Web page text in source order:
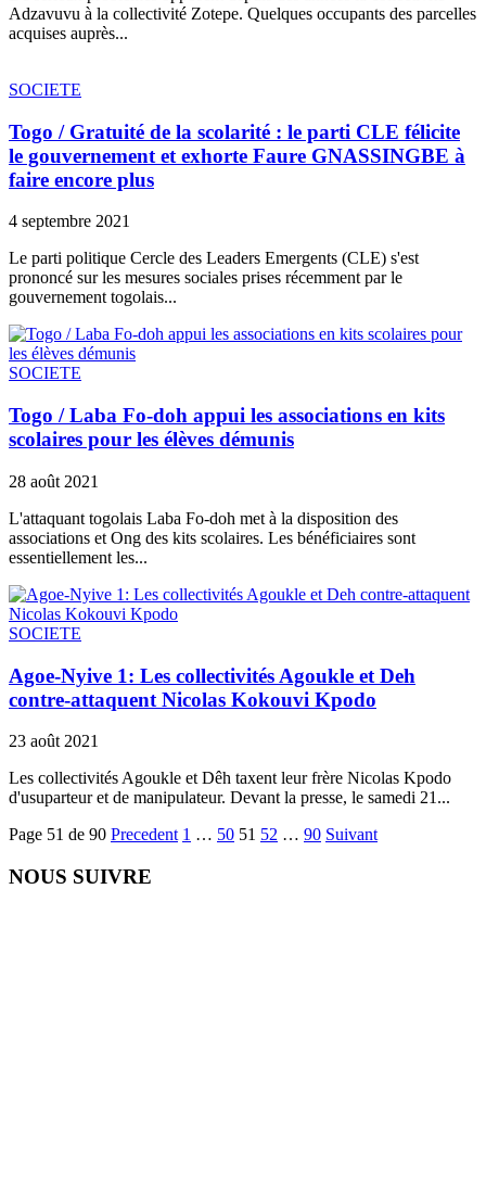
Adzavuvu à la collectivité Zotepe. Quelques occupants des parcelles
acquises auprès...
SOCIETE
Togo / Gratuité de la scolarité : le parti CLE félicite
le gouvernement et exhorte Faure GNASSINGBE à
faire encore plus
4 septembre 2021
Le parti politique Cercle des Leaders Emergents (CLE) s'est
prononcé sur les mesures sociales prises récemment par le
gouvernement togolais...
SOCIETE
Togo / Laba Fo-doh appui les associations en kits
scolaires pour les élèves démunis
28 août 2021
L'attaquant togolais Laba Fo-doh met à la disposition des
associations et Ong des kits scolaires. Les bénéficiaires sont
essentiellement les...
SOCIETE
Agoe-Nyive 1: Les collectivités Agoukle et Deh
contre-attaquent Nicolas Kokouvi Kpodo
23 août 2021
Les collectivités Agoukle et Dêh taxent leur frère Nicolas Kpodo
d'usuparteur et de manipulateur. Devant la presse, le samedi 21...
Page 51 de 90 Precedent 1 … 50 51 52 … 90 Suivant
NOUS SUIVRE